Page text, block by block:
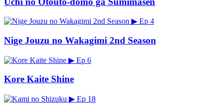
▶ Ep 4
Nige Jouzu no Wakagimi 2nd Season
▶ Ep 6
Kore Kaite Shine
▶ Ep 18